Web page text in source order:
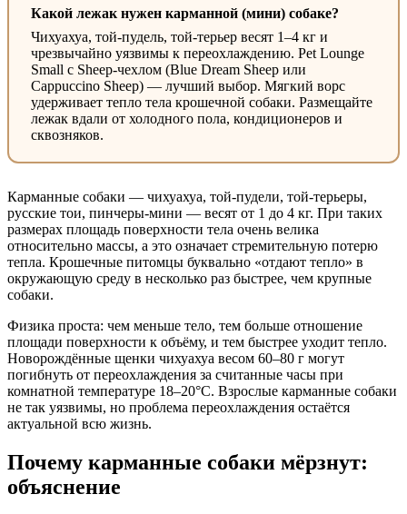
Какой лежак нужен карманной (мини) собаке?
Чихуахуа, той-пудель, той-терьер весят 1–4 кг и
чрезвычайно уязвимы к переохлаждению. Pet Lounge
Small с Sheep-чехлом (Blue Dream Sheep или
Cappuccino Sheep) — лучший выбор. Мягкий ворс
удерживает тепло тела крошечной собаки. Размещайте
лежак вдали от холодного пола, кондиционеров и
сквозняков.
Карманные собаки — чихуахуа, той-пудели, той-терьеры,
русские тои, пинчеры-мини — весят от 1 до 4 кг. При таких
размерах площадь поверхности тела очень велика
относительно массы, а это означает стремительную потерю
тепла. Крошечные питомцы буквально «отдают тепло» в
окружающую среду в несколько раз быстрее, чем крупные
собаки.
Физика проста: чем меньше тело, тем больше отношение
площади поверхности к объёму, и тем быстрее уходит тепло.
Новорождённые щенки чихуахуа весом 60–80 г могут
погибнуть от переохлаждения за считанные часы при
комнатной температуре 18–20°C. Взрослые карманные собаки
не так уязвимы, но проблема переохлаждения остаётся
актуальной всю жизнь.
Почему карманные собаки мёрзнут:
объяснение